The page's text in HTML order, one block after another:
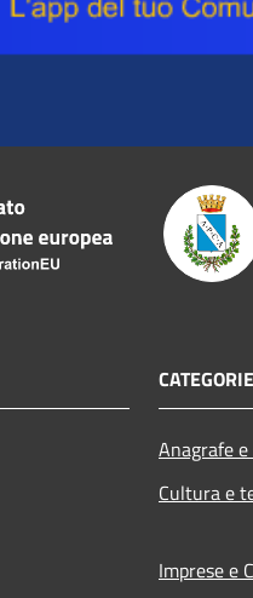
Anagrafe
Cultura e
Imprese e